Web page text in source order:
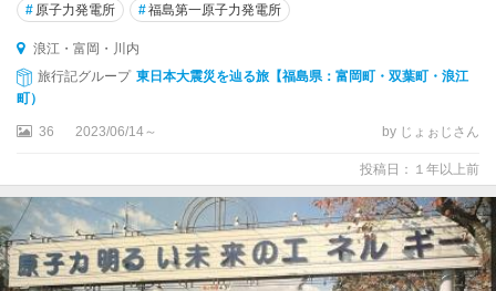
# 原子力発電所 #福島第一原子力発電所
浪江・富岡・川内
旅行記グループ 東日本大震災を辿る旅【福島県：富岡町・双葉町・浪江
町）
36 2023/06/14～ by じょぉじさん
投稿日：１年以上前